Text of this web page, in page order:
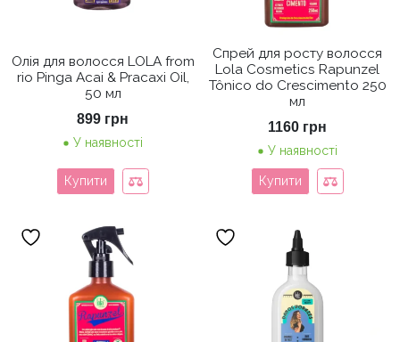
Олія для волосся LOLA from
rio Pinga Acai & Pracaxi Oil,
50 мл
899 грн
У наявності
Купити
Спрей для росту волосся
Lola Cosmetics Rapunzel
Tônico do Crescimento 250
мл
1160 грн
У наявності
Купити